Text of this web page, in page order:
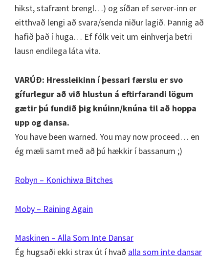
hikst, stafrænt brengl…) og síðan ef server-inn er
eitthvað lengi að svara/senda niður lagið. Þannig að
hafið það í huga… Ef fólk veit um einhverja betri
lausn endilega láta vita.
VARÚÐ: Hressleikinn í þessari færslu er svo
gífurlegur að við hlustun á eftirfarandi lögum
gætir þú fundið þig knúinn/knúna til að hoppa
upp og dansa.
You have been warned. You may now proceed… en
ég mæli samt með að þú hækkir í bassanum ;)
Robyn – Konichiwa Bitches
Moby – Raining Again
Maskinen – Alla Som Inte Dansar
Ég hugsaði ekki strax út í hvað alla som inte dansar